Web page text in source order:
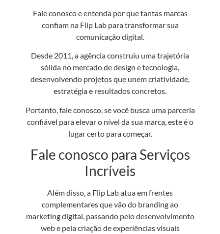
Fale conosco e entenda por que tantas marcas
confiam na Flip Lab para transformar sua
comunicação digital.
Desde 2011, a agência construiu uma trajetória
sólida no mercado de design e tecnologia,
desenvolvendo projetos que unem criatividade,
estratégia e resultados concretos.
Portanto, fale conosco, se você busca uma parceria
confiável para elevar o nível da sua marca, este é o
lugar certo para começar.
Fale conosco para Serviços
Incríveis
Além disso, a Flip Lab atua em frentes
complementares que vão do branding ao
marketing digital, passando pelo desenvolvimento
web e pela criação de experiências visuais